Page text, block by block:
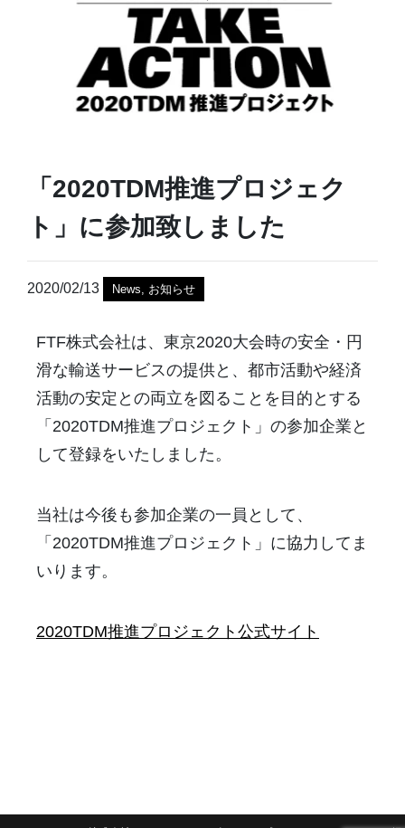
「2020TDM推進プロジェク
ト」に参加致しました
2020/02/13 News, お知らせ
FTF株式会社は、東京2020大会時の安全・円
滑な輸送サービスの提供と、都市活動や経済
活動の安定との両立を図ることを目的とする
「2020TDM推進プロジェクト」の参加企業と
して登録をいたしました。
当社は今後も参加企業の一員として、
「2020TDM推進プロジェクト」に協力してま
いります。
2020TDM推進プロジェクト公式サイト